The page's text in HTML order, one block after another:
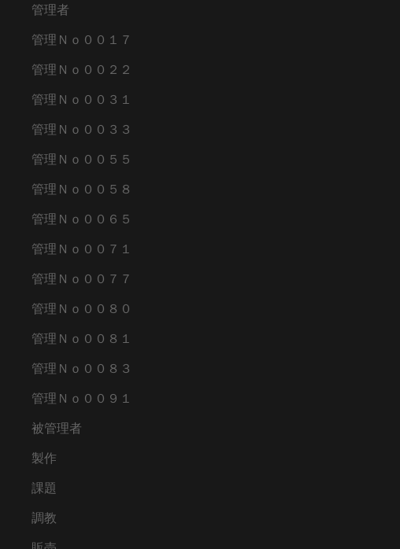
管理者
管理Ｎｏ００１７
管理Ｎｏ００２２
管理Ｎｏ００３１
管理Ｎｏ００３３
管理Ｎｏ００５５
管理Ｎｏ００５８
管理Ｎｏ００６５
管理Ｎｏ００７１
管理Ｎｏ００７７
管理Ｎｏ００８０
管理Ｎｏ００８１
管理Ｎｏ００８３
管理Ｎｏ００９１
被管理者
製作
課題
調教